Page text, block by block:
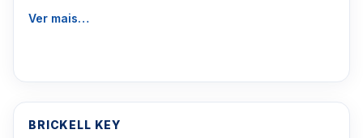
Ver mais…
BRICKELL KEY